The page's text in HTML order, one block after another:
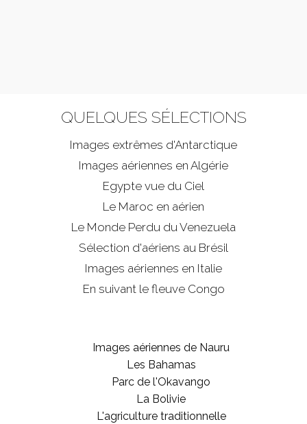
QUELQUES SÉLECTIONS
Images extrêmes d'Antarctique
Images aériennes en Algérie
Egypte vue du Ciel
Le Maroc en aérien
Le Monde Perdu du Venezuela
Sélection d'aériens au Brésil
Images aériennes en Italie
En suivant le fleuve Congo
Images aériennes de Nauru
Les Bahamas
Parc de l'Okavango
La Bolivie
L'agriculture traditionnelle